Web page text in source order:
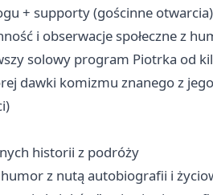
+ supporty (gościnne otwarcia)
i obserwacje społeczne z
solowy program Piotrka od
dawki komizmu znanego z
historii z podróży
z nutą autobiografii i